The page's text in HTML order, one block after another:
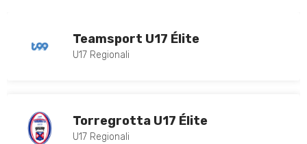
Teamsport U17 Élite
U17 Regionali
Torregrotta U17 Élite
U17 Regionali